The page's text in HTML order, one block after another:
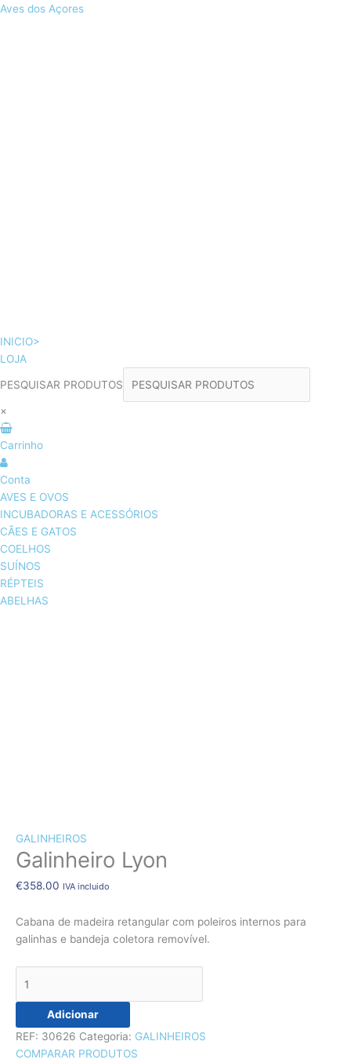
Skip
Aves dos Açores
INICIO>
LOJA
PESQUISAR PRODUTOS
×
Carrinho
Conta
AVES E OVOS
INCUBADORAS E ACESSÓRIOS
CÃES E GATOS
COELHOS
SUÍNOS
RÉPTEIS
ABELHAS
GALINHEIROS
Galinheiro Lyon
€358.00 IVA incluido
Cabana de madeira retangular com poleiros internos para
galinhas e bandeja coletora removível.
de
Galinheiro
Lyon
Adicionar
REF: 30626 Categoria: GALINHEIROS
COMPARAR PRODUTOS